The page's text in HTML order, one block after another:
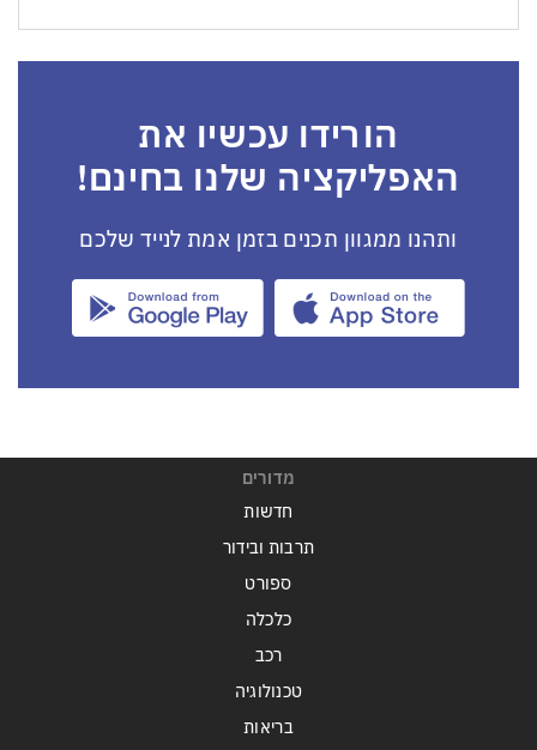
הורידו עכשיו את
האפליקציה שלנו בחינם!
ותהנו ממגוון תכנים בזמן אמת לנייד שלכם
מדורים
חדשות
תרבות ובידור
ספורט
כלכלה
רכב
טכנולוגיה
בריאות